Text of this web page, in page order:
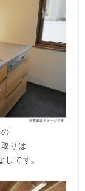
りは
です。